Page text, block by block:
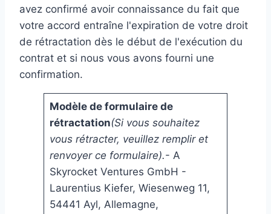
avez confirmé avoir connaissance du fait que
votre accord entraîne l'expiration de votre droit
de rétractation dès le début de l'exécution du
contrat et si nous vous avons fourni une
confirmation.
Modèle de formulaire de
rétractation(Si vous souhaitez
vous rétracter, veuillez remplir et
renvoyer ce formulaire).- A
Skyrocket Ventures GmbH -
Laurentius Kiefer, Wiesenweg 11,
54441 Ayl, Allemagne,